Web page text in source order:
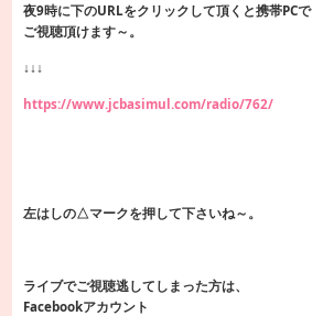
夜9時に下のURLをクリックして頂くと携帯PCで
ご視聴頂けます～。
↓↓↓
https://www.jcbasimul.com/radio/762/
左はしの△マークを押して下さいね～。
ライブでご視聴逃してしまった方は、
Facebookアカウント